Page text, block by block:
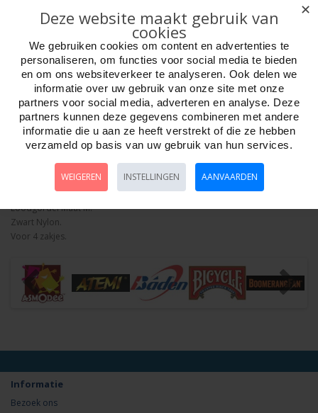
Minimum afname: 1
Aantal
Bestellen
Omschrijving Foto hoge resolutie Details
Loodgordel Maat M.
Zwart Nylon.
Voor 4 zakjes.
Informatie
Bezoek ons
✕
Deze website maakt gebruik van
cookies
We gebruiken cookies om content en advertenties te
personaliseren, om functies voor social media te bieden
en om ons websiteverkeer te analyseren. Ook delen we
informatie over uw gebruik van onze site met onze
partners voor social media, adverteren en analyse. Deze
partners kunnen deze gegevens combineren met andere
informatie die u aan ze heeft verstrekt of die ze hebben
verzameld op basis van uw gebruik van hun services.
WEIGEREN INSTELLINGEN AANVAARDEN